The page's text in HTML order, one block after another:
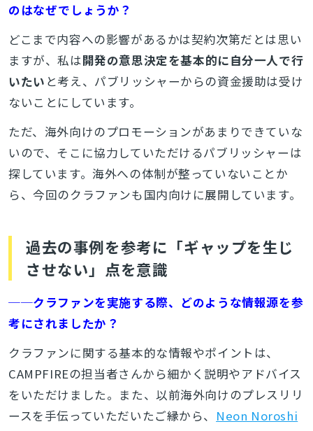
のはなぜでしょうか？
どこまで内容への影響があるかは契約次第だとは思い
ますが、私は開発の意思決定を基本的に自分一人で行
いたい と考え、パブリッシャーからの資金援助は受け
ないことにしています。
ただ、海外向けのプロモーションがあまりできていな
いので、そこに協力していただけるパブリッシャーは
探しています。海外への体制が整っていないことか
ら、今回のクラファンも国内向けに展開しています。
過去の事例を参考に「ギャップを生じ
させない」点を意識
──クラファンを実施する際、どのような情報源を参
考にされましたか？
クラファンに関する基本的な情報やポイントは、
CAMPFIREの担当者さんから細かく説明やアドバイス
をいただけました。また、以前海外向けのプレスリリ
ースを手伝っていただいたご縁から、 Neon Noroshi
とじる